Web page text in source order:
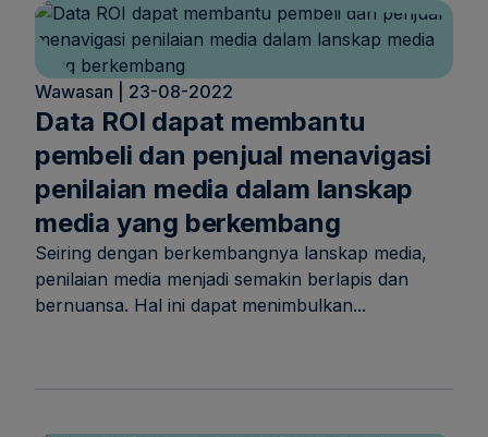
Wawasan | 23-08-2022
Data ROI dapat membantu
pembeli dan penjual menavigasi
penilaian media dalam lanskap
media yang berkembang
Seiring dengan berkembangnya lanskap media,
penilaian media menjadi semakin berlapis dan
bernuansa. Hal ini dapat menimbulkan...